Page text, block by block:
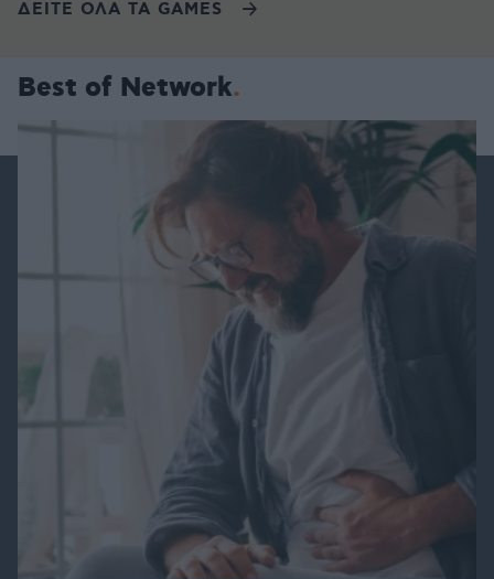
ΔΕΙΤΕ ΟΛΑ ΤΑ GAMES
Best of Network